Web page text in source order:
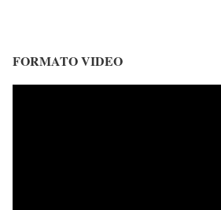
FORMATO VIDEO